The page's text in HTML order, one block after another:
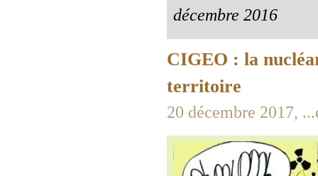
décembre 2016
CIGEO : la
territoire
20 décembre 2017,